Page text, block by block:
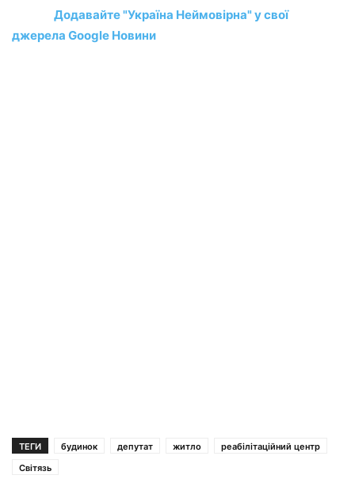
Додавайте "Україна Неймовірна" у свої
джерела Google Новини
ТЕГИ будинок депутат житло
реабілітаційний центр
Світязь